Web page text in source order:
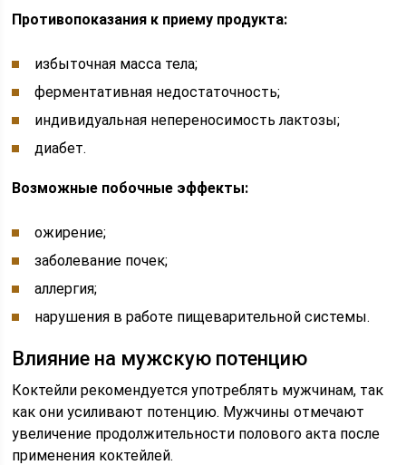
Противопоказания к приему продукта:
избыточная масса тела;
ферментативная недостаточность;
индивидуальная непереносимость лактозы;
диабет.
Возможные побочные эффекты:
ожирение;
заболевание почек;
аллергия;
нарушения в работе пищеварительной системы.
Влияние на мужскую потенцию
Коктейли рекомендуется употреблять мужчинам, так
как они усиливают потенцию. Мужчины отмечают
увеличение продолжительности полового акта после
применения коктейлей.